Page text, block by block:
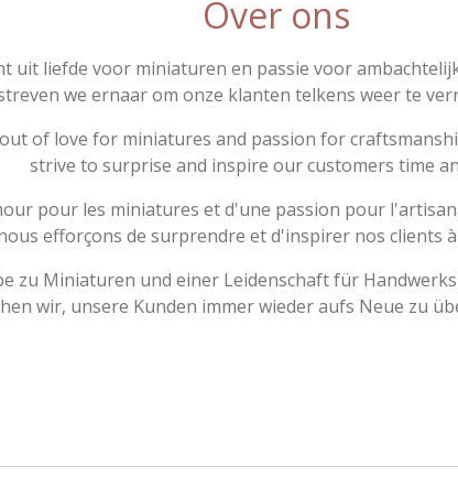
Over ons
uit liefde voor miniaturen en passie voor
we ernaar om onze klanten telkens weer te
of love for miniatures and passion for
strive to surprise and inspire our customers time
pour les miniatures et d'une passion pour
efforçons de surprendre et d'inspirer nos clients
zu Miniaturen und einer Leidenschaft für
wir, unsere Kunden immer wieder aufs Neue zu